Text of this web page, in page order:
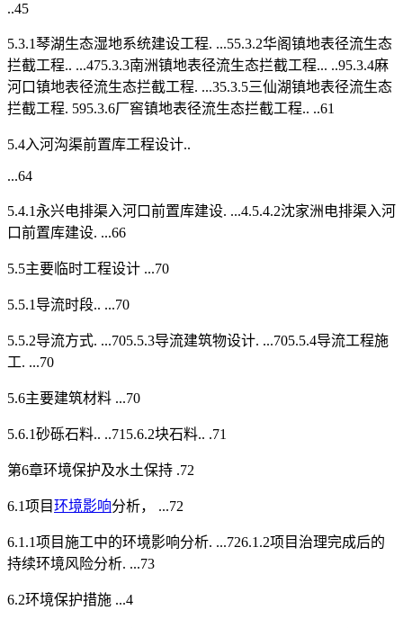
..45
5.3.1琴湖生态湿地系统建设工程. ...55.3.2华阁镇地表径流生态
拦截工程.. ...475.3.3南洲镇地表径流生态拦截工程... ..95.3.4麻
河口镇地表径流生态拦截工程. ...35.3.5三仙湖镇地表径流生态
拦截工程. 595.3.6厂窖镇地表径流生态拦截工程.. ..61
5.4入河沟渠前置库工程设计..
...64
5.4.1永兴电排渠入河口前置库建设. ...4.5.4.2沈家洲电排渠入河
口前置库建设. ...66
5.5主要临时工程设计 ...70
5.5.1导流时段.. ...70
5.5.2导流方式. ...705.5.3导流建筑物设计. ...705.5.4导流工程施
工. ...70
5.6主要建筑材料 ...70
5.6.1砂砾石料.. ..715.6.2块石料.. .71
第6章环境保护及水土保持 .72
6.1项目环境影响分析， ...72
6.1.1项目施工中的环境影响分析. ...726.1.2项目治理完成后的
持续环境风险分析. ...73
6.2环境保护措施 ...4